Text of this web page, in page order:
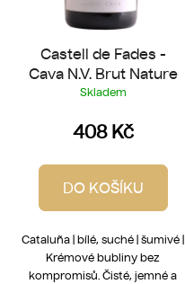
Castell de Fades -
Cava N.V. Brut Nature
Skladem
408 Kč
DO KOŠÍKU
Cataluña | bílé, suché | šumivé |
Krémové bubliny bez
kompromisů. Čisté, jemné a